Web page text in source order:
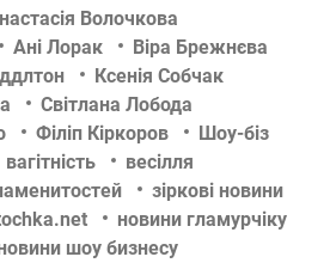
Волочкова
Ані Лорак
Віра Брежнєва
Ксенія Собчак
Світлана Лобода
Філіп Кіркоров
Шоу-біз
вагітність
весілля
зіркові новини
новини гламурчіку
шоу бизнесу